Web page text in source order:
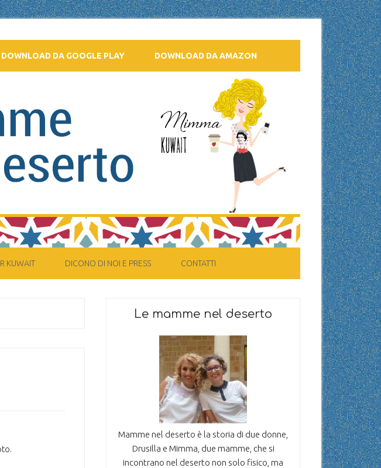
DOWNLOAD DA GOOGLE PLAY DOWNLOAD DA AMAZON
KUWAIT DICONO DI NOI E PRESS CONTATTI
Le mamme nel deserto
Mamme nel deserto è la storia di due donne,
Drusilla e Mimma, due mamme, che si
incontrano nel deserto non solo fisico, ma